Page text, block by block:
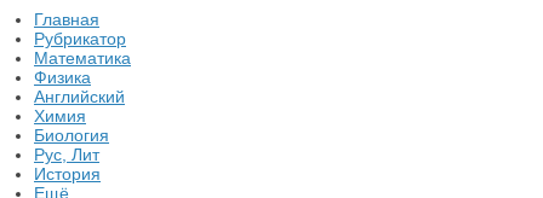
Главная
Рубрикатор
Математика
Физика
Английский
Химия
Биология
Рус, Лит
История
Ещё